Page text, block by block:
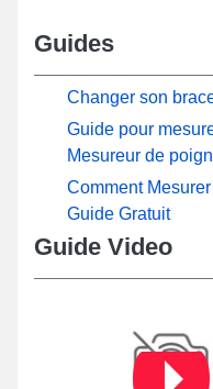
Guides
Changer son
Guide pour
Mesureur de
Comment
Guide Gratuit
Guide Video